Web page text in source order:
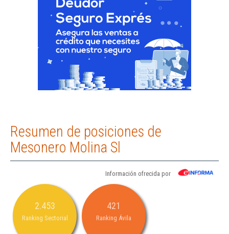
Resumen de posiciones de
Mesonero Molina Sl
Información ofrecida por
2.453
Ranking Sectorial
421
Ranking Ávila